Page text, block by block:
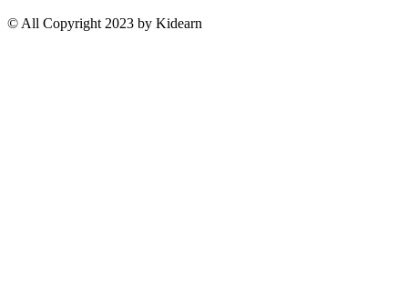
© All Copyright 2023 by Kidearn